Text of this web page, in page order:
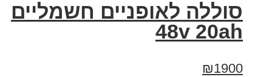
סוללה לאופניים חשמליים
48v 20ah
₪1900